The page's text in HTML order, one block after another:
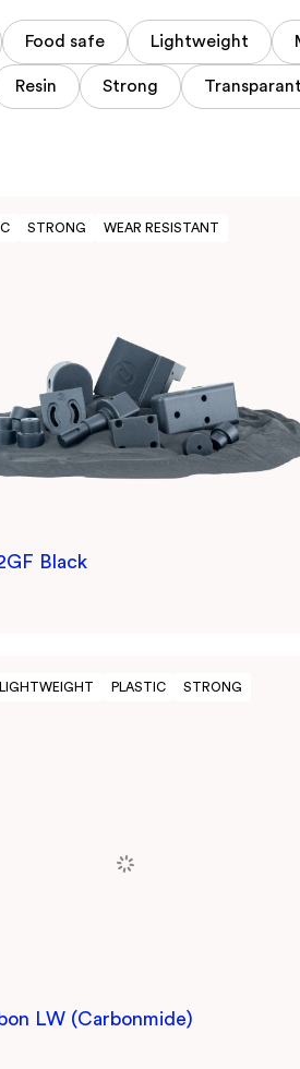
Food safe Lightweight
Resin Strong Transparant
STRONG WEAR RESISTANT
Black
LIGHTWEIGHT PLASTIC STRONG
LW (Carbonmide)